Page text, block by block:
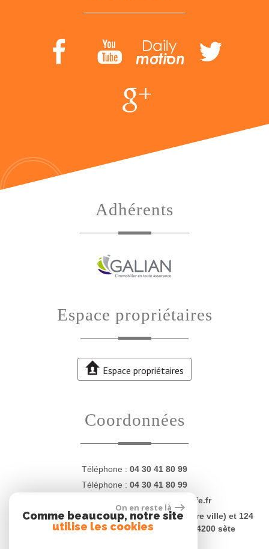
Adhérents
Espace propriétaires
Espace propriétaires
Coordonnées
Téléphone : 04 30 41 80 99
Téléphone : 04 30 41 80 99
contact@proprietesdugolfe.fr
Adresse :4 Quai Charles Lemaresquier (centre ville) et 124
rue Jean Vilar (plages - La Corniche) - 34200 sète
On en reste là
Comme beaucoup, notre site
utilise les cookies